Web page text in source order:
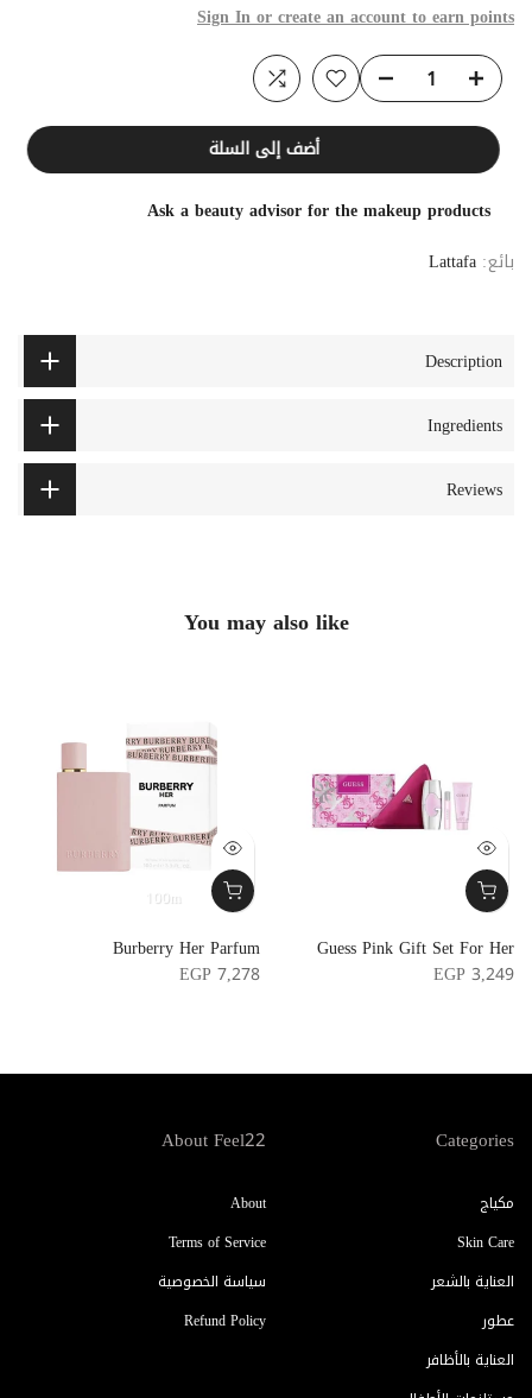
Sign In or create an account to earn points
أضف إلى السلة
Ask a beauty advisor for the makeup products
بائع: Lattafa
Description
Ingredients
Reviews
You may also like
100m
Burberry Her Parfum
EGP 7,278
Guess Pink Gift Set For Her
EGP 3,249
Categories
مكياج
Skin Care
العناية بالشعر
عطور
العناية بالأظافر
About Feel22
About
Terms of Service
سياسة الخصوصية
Refund Policy